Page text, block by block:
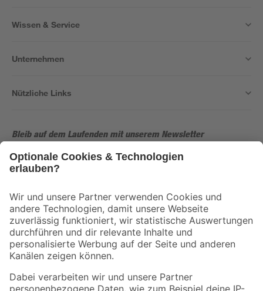
Wissen & Service
Unternehmen
Nützliche Links
Bleib auf dem Laufenden mit unserem Newsletter
Der toom Newsletter: Keine Angebote und Aktionen mehr verpassen!
Folge uns
Zahlungsarten Versandarten